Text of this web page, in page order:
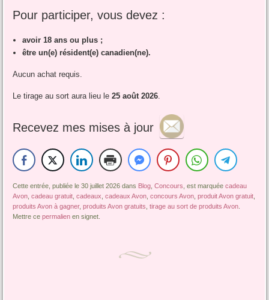
Pour participer, vous devez :
avoir 18 ans ou plus ;
être un(e) résident(e) canadien(ne).
Aucun achat requis.
Le tirage au sort aura lieu le25 août 2026.
Recevez mes mises à jour
Cette entrée, publiée le 30 juillet 2026 dans Blog ,Concours , est marquéecadeau
Avon ,cadeau gratuit ,cadeaux ,cadeaux Avon ,concours Avon ,produit Avon gratuit
produits Avon à gagner,produits Avon gratuits ,tirage au sort de produits Avon
Mettre cepermalien en signet.